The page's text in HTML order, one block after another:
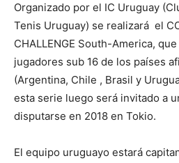
Organizado por el IC Uruguay
Tenis Uruguay) se realizará el
CHALLENGE South-America,
jugadores sub 16 de los países
(Argentina, Chile , Brasil y
esta serie luego será invitado a
disputarse en 2018 en Tokio.
El equipo uruguayo estará